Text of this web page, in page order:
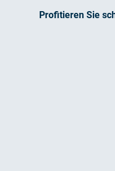
Profitieren Sie